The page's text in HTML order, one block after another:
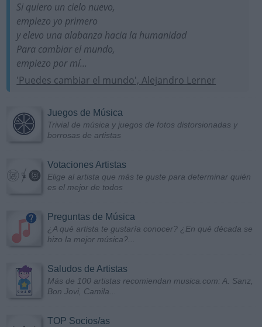
Si quiero un cielo nuevo,
empiezo yo primero
y elevo una alabanza hacia la humanidad
Para cambiar el mundo,
empiezo por mí...
'Puedes cambiar el mundo', Alejandro Lerner
Juegos de Música
Trivial de música y juegos de fotos distorsionadas y
borrosas de artistas
Votaciones Artistas
Elige al artista que más te guste para determinar quién
es el mejor de todos
Preguntas de Música
¿A qué artista te gustaría conocer? ¿En qué década se
hizo la mejor música?...
Saludos de Artistas
Más de 100 artistas recomiendan musica.com: A. Sanz,
Bon Jovi, Camila...
TOP Socios/as